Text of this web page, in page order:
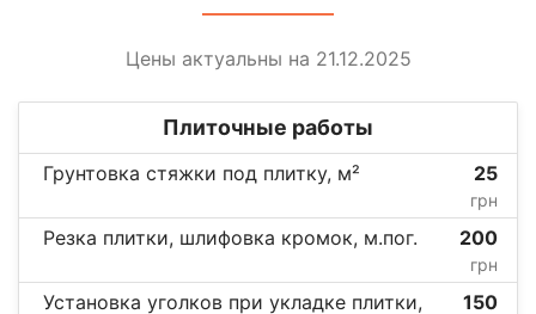
Цены актуальны на 21.12.2025
Плиточные работы
Грунтовка стяжки под плитку, м² 25
грн
Резка плитки, шлифовка кромок, м.пог. 200
грн
Установка уголков при укладке плитки,
150